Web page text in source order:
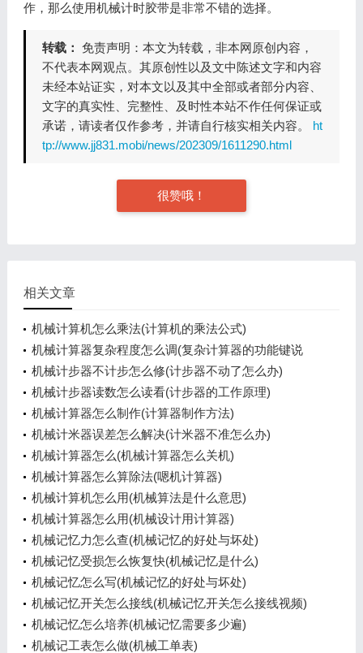
作，那么使用机械计时胶带是非常不错的选择。
转载： 免责声明：本文为转载，非本网原创内容，
不代表本网观点。其原创性以及文中陈述文字和内容
未经本站证实，对本文以及其中全部或者部分内容、
文字的真实性、完整性、及时性本站不作任何保证或
承诺，请读者仅作参考，并请自行核实相关内容。 ht
tp://www.jj831.mobi/news/202309/1611290.html
很赞哦！
相关文章
机械计算机怎么乘法(计算机的乘法公式)
机械计算器复杂程度怎么调(复杂计算器的功能键说
明)
机械计步器不计步怎么修(计步器不动了怎么办)
机械计步器读数怎么读看(计步器的工作原理)
机械计算器怎么制作(计算器制作方法)
机械计米器误差怎么解决(计米器不准怎么办)
机械计算器怎么(机械计算器怎么关机)
机械计算器怎么算除法(嗯机计算器)
机械计算机怎么用(机械算法是什么意思)
机械计算器怎么用(机械设计用计算器)
机械记忆力怎么查(机械记忆的好处与坏处)
机械记忆受损怎么恢复快(机械记忆是什么)
机械记忆怎么写(机械记忆的好处与坏处)
机械记忆开关怎么接线(机械记忆开关怎么接线视频)
机械记忆怎么培养(机械记忆需要多少遍)
机械记工表怎么做(机械工单表)